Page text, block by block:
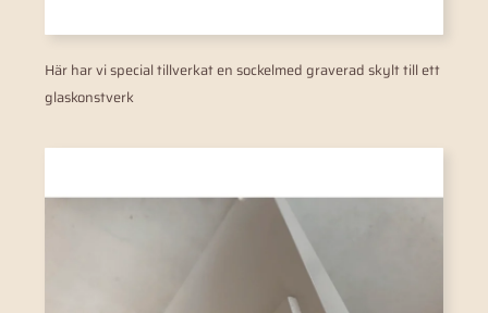
Här har vi special tillverkat en sockelmed graverad skylt till ett
glaskonstverk